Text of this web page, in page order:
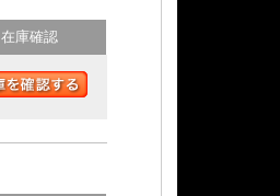
在庫確認